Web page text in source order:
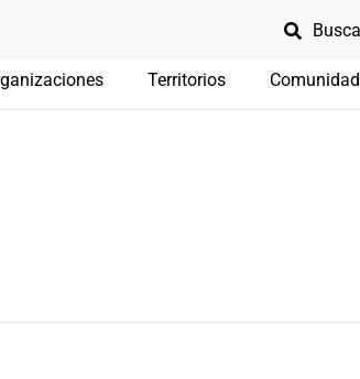
Territorios Comunidad